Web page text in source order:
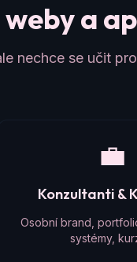
a
nechce se učit
💼
Konzultanti &
Osobní brand,
systémy,